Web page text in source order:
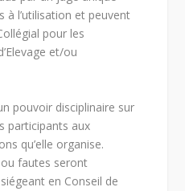
à l’utilisation et peuvent
pour les
et/ou
pouvoir disciplinaire sur
participants aux
qu’elle organise.
fautes seront
en Conseil de